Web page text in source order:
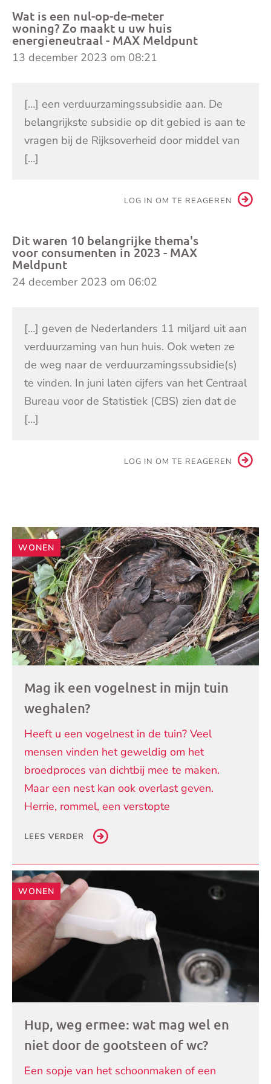
Wat is een nul-op-de-meter
woning? Zo maakt u uw huis
energieneutraal - MAX Meldpunt
13 december 2023 om 08:21
[…] een verduurzamingssubsidie aan. De
belangrijkste subsidie op dit gebied is aan te
vragen bij de Rijksoverheid door middel van
[…]
LOG IN OM TE REAGEREN
Dit waren 10 belangrijke thema's
voor consumenten in 2023 - MAX
Meldpunt
24 december 2023 om 06:02
[…] geven de Nederlanders 11 miljard uit aan
verduurzaming van hun huis. Ook weten ze
de weg naar de verduurzamingssubsidie(s)
te vinden. In juni laten cijfers van het Centraal
Bureau voor de Statistiek (CBS) zien dat de
[…]
LOG IN OM TE REAGEREN
Andere
artikelen
WONEN
Mag ik een vogelnest in mijn tuin
weghalen?
Heeft u een vogelnest in de tuin? Veel
mensen vinden het geweldig om het
broedproces van dichtbij mee te maken.
Maar een nest kan ook overlast geven.
Herrie, rommel, een verstopte
LEES VERDER
WONEN
Hup, weg ermee: wat mag wel en
niet door de gootsteen of wc?
Een sopje van het schoonmaken of een